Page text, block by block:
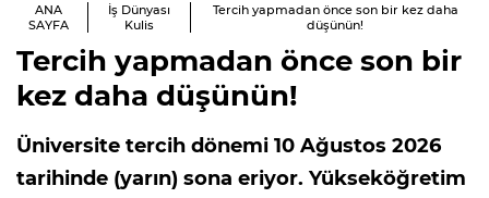
ANA
SAYFA
İş Dünyası
Kulis
Tercih yapmadan önce son bir kez daha
düşünün!
Tercih yapmadan önce son bir
kez daha düşünün!
Üniversite tercih dönemi 10 Ağustos 2026
tarihinde (yarın) sona eriyor. Yükseköğretim